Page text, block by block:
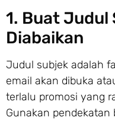
1. Buat Judul
Diabaikan
Judul subjek adalah
email akan dibuka
terlalu promosi yang
Gunakan pendekatan